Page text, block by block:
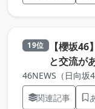
19位
【櫻坂
と交流が
46NEWS（日向坂
関連記事